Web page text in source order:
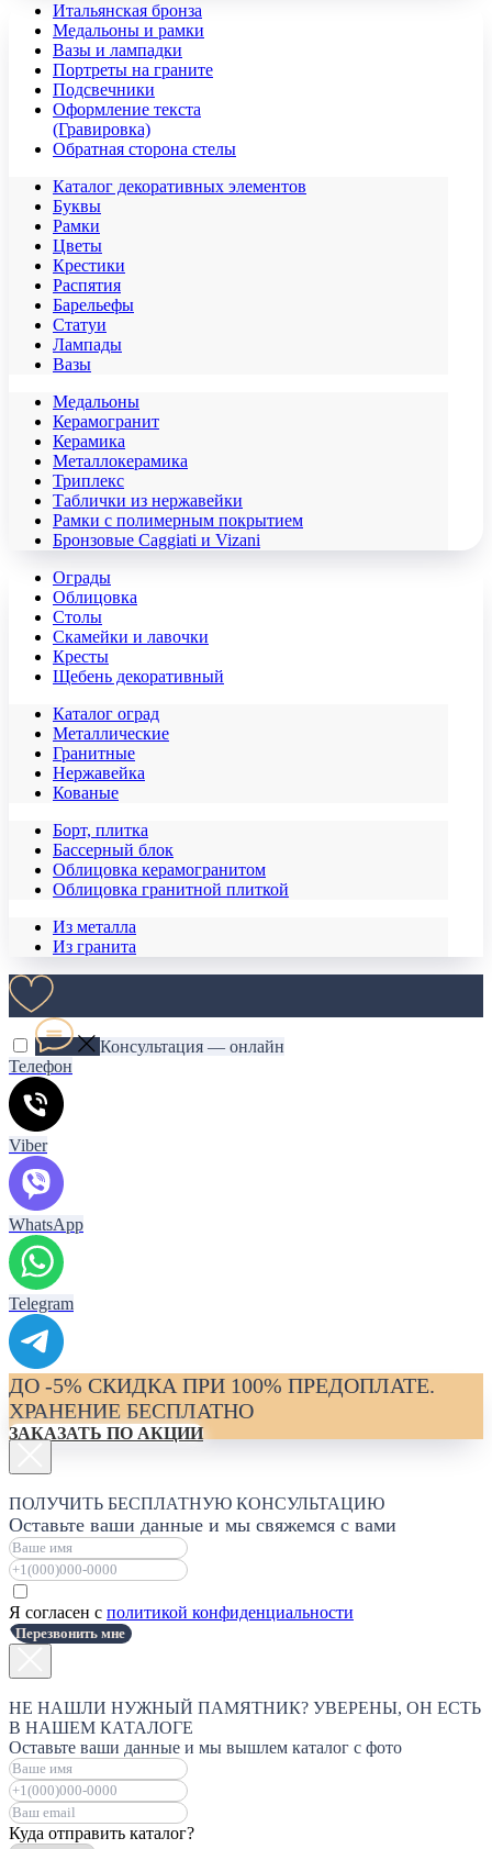
Итальянская бронза
Медальоны и рамки
Вазы и лампадки
Портреты на граните
Подсвечники
Оформление текста
(Гравировка)
Обратная сторона стелы
Каталог декоративных элементов
Буквы
Рамки
Цветы
Крестики
Распятия
Барельефы
Статуи
Лампады
Вазы
Медальоны
Керамогранит
Керамика
Металлокерамика
Триплекс
Таблички из нержавейки
Рамки с полимерным покрытием
Бронзовые Caggiati и Vizani
Ограды
Облицовка
Столы
Скамейки и лавочки
Кресты
Щебень декоративный
Каталог оград
Металлические
Гранитные
Нержавейка
Кованые
Борт, плитка
Бассерный блок
Облицовка керамогранитом
Облицовка гранитной плиткой
Из металла
Из гранита
Консультация — онлайн
Телефон
Viber
WhatsApp
Telegram
ДО -5% СКИДКА ПРИ 100% ПРЕДОПЛАТЕ.
ХРАНЕНИЕ БЕСПЛАТНО
ЗАКАЗАТЬ ПО АКЦИИ
ПОЛУЧИТЬ БЕСПЛАТНУЮ КОНСУЛЬТАЦИЮ
Оставьте ваши данные и мы свяжемся с вами
Я согласен с политикой конфиденциальности
Перезвонить мне
НЕ НАШЛИ НУЖНЫЙ ПАМЯТНИК? УВЕРЕНЫ, ОН ЕСТЬ
В НАШЕМ КАТАЛОГЕ
Оставьте ваши данные и мы вышлем каталог с фото
Куда отправить каталог?